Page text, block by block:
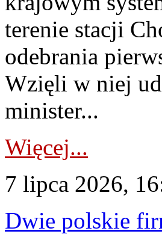
terenie stacji
odebrania
Wzięli w niej
minister...
Więcej...
7 lipca 2026,
Dwie polskie